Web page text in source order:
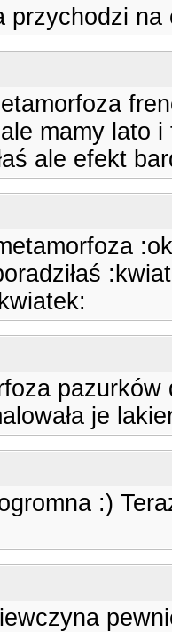
przychodzi
mamy lato
ale efekt
je
:)